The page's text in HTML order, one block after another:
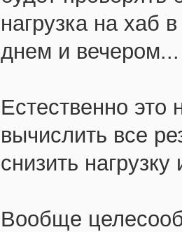
нагрузка на хаб
днем и вечером...
Естественно это
вычислить все
снизить
Вообще